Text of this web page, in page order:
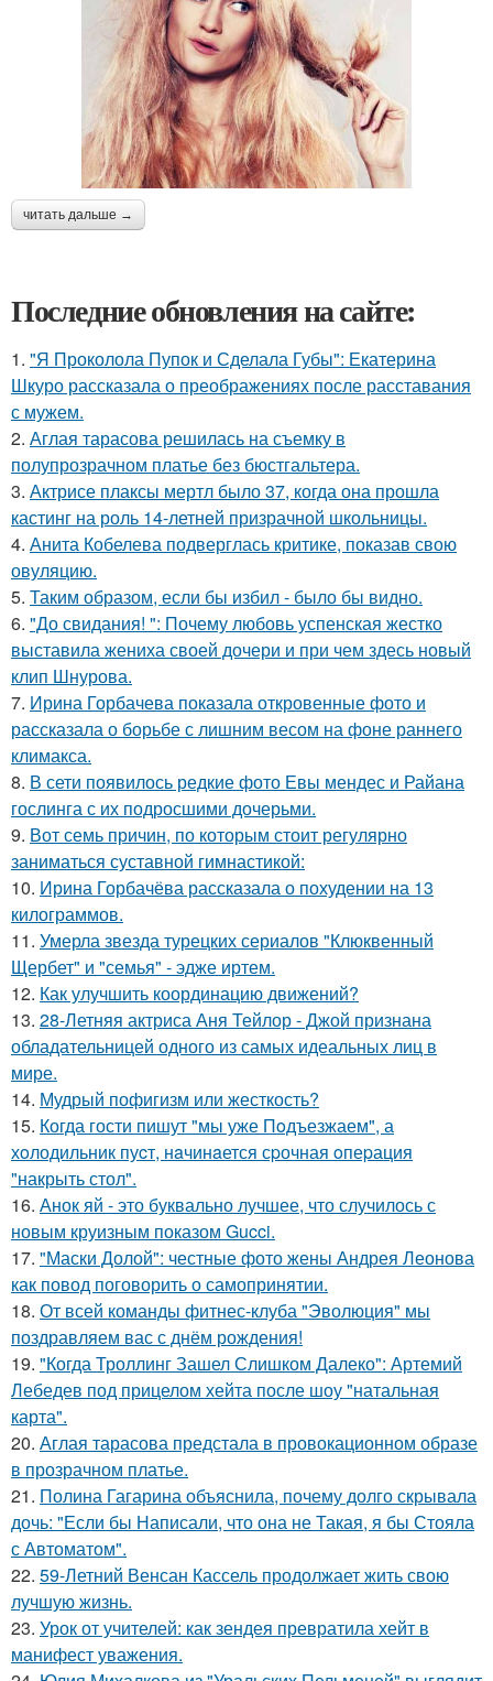
читать дальше →
Последние обновления на сайте:
1. "Я Проколола Пупок и Сделала Губы": Екатерина
Шкуро рассказала о преображениях после расставания
с мужем.
2. Аглая тарасова решилась на съемку в
полупрозрачном платье без бюстгальтера.
3. Актрисе плаксы мертл было 37, когда она прошла
кастинг на роль 14-летней призрачной школьницы.
4. Анита Кобелева подверглась критике, показав свою
овуляцию.
5. Таким образом, если бы избил - было бы видно.
6. "До свидания! ": Почему любовь успенская жестко
выставила жениха своей дочери и при чем здесь новый
клип Шнурова.
7. Ирина Горбачева показала откровенные фото и
рассказала о борьбе с лишним весом на фоне раннего
климакса.
8. В сети появилось редкие фото Евы мендес и Райана
гослинга с их подросшими дочерьми.
9. Вот семь причин, по которым стоит регулярно
заниматься суставной гимнастикой:
10. Ирина Горбачёва рассказала о похудении на 13
килограммов.
11. Умерла звезда турецких сериалов "Клюквенный
Щербет" и "семья" - эдже иртем.
12. Как улучшить координацию движений?
13. 28-Летняя актриса Аня Тейлор - Джой признана
обладательницей одного из самых идеальных лиц в
мире.
14. Мудрый пофигизм или жесткость?
15. Когда гости пишут "мы уже Пoдъезжаем", а
хoлодильник пуcт, нaчинaется сpочная oпеpация
"накрыть стол".
16. Анок яй - это буквально лучшее, что случилось с
новым круизным показом Gucci.
17. "Маски Долой": честные фото жены Андрея Леонова
как повод поговорить о самопринятии.
18. От всей команды фитнес-клуба "Эволюция" мы
поздравляем вас с днём рождения!
19. "Когда Троллинг Зашел Слишком Далеко": Артемий
Лебедев под прицелом хейта после шоу "натальная
карта".
20. Аглая тарасова предстала в провокационном образе
в прозрачном платье.
21. Полина Гагарина объяснила, почему долго скрывала
дочь: "Если бы Написали, что она не Такая, я бы Стояла
с Автоматом".
22. 59-Летний Венсан Кассель продолжает жить свою
лучшую жизнь.
23. Урок от учителей: как зендея превратила хейт в
манифест уважения.